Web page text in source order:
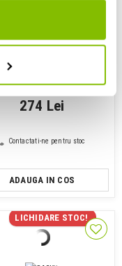
Casti bluetooth in-ear
KZ Acoustics Krio
274 Lei
Contactati-ne pentru stoc
ADAUGA IN COS
LICHIDARE STOC!